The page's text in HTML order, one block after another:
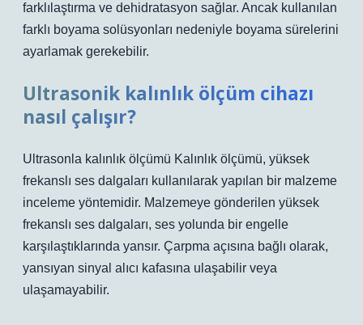
farklılaştırma ve dehidratasyon sağlar. Ancak kullanılan
farklı boyama solüsyonları nedeniyle boyama sürelerini
ayarlamak gerekebilir.
Ultrasonik kalınlık ölçüm cihazı
nasıl çalışır?
Ultrasonla kalınlık ölçümü Kalınlık ölçümü, yüksek
frekanslı ses dalgaları kullanılarak yapılan bir malzeme
inceleme yöntemidir. Malzemeye gönderilen yüksek
frekanslı ses dalgaları, ses yolunda bir engelle
karşılaştıklarında yansır. Çarpma açısına bağlı olarak,
yansıyan sinyal alıcı kafasına ulaşabilir veya
ulaşamayabilir.